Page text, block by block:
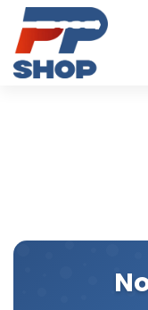
Se rendre au contenu